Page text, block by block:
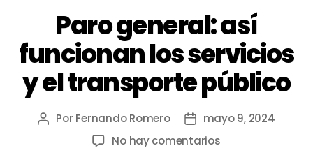
Paro general: así
funcionan los servicios
y el transporte público
Por Fernando Romero
mayo 9, 2024
No hay comentarios